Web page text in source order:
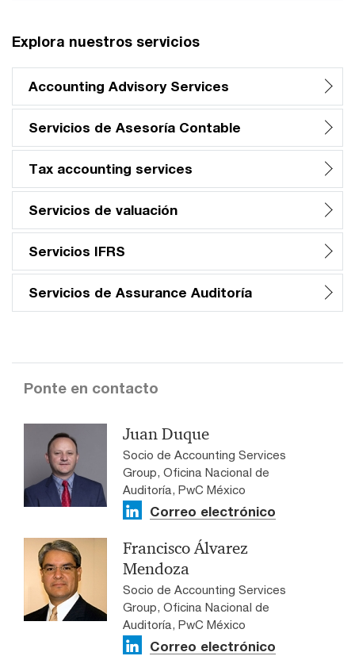
Explora nuestros servicios
Accounting Advisory Services
Servicios de Asesoría Contable
Tax accounting services
Servicios de valuación
Servicios IFRS
Servicios de Assurance Auditoría
Ponte en contacto
Juan Duque
Socio de Accounting Services
Group, Oficina Nacional de
Auditoría, PwC México
Correo electrónico
Francisco Álvarez
Mendoza
Socio de Accounting Services
Group, Oficina Nacional de
Auditoría, PwC México
Correo electrónico